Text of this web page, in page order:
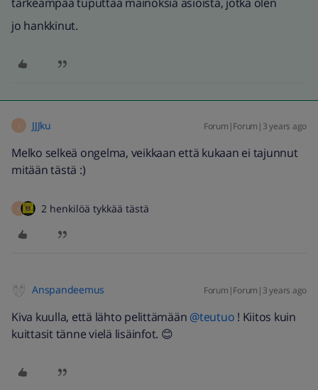
jo hankkinut.
JJJku Forum|Forum|3 years ago
Melko selkeä ongelma, veikkaan että kukaan ei tajunnut
mitään tästä :)
H 2 henkilöä tykkää tästä
Anspandeemus Forum|Forum|3 years ago
Kiva kuulla, että lähto pelittämään @teutuo ! Kiitos kuin
kuittasit tänne vielä lisäinfot. 😊